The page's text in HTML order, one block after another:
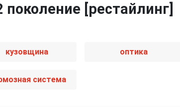
поколение [рестайлинг]
кузовщина оптика
система